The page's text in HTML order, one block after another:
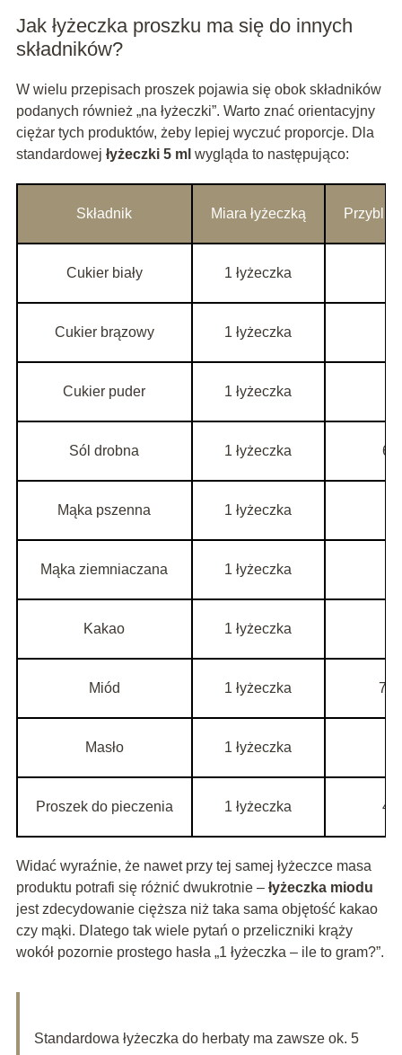
Jak łyżeczka proszku ma się do innych
składników?
W wielu przepisach proszek pojawia się obok składników
podanych również „na łyżeczki”. Warto znać orientacyjny
ciężar tych produktów, żeby lepiej wyczuć proporcje. Dla
standardowej łyżeczki 5 ml wygląda to następująco:
Składnik Miara łyżeczką
Cukier biały 1 łyżeczka
Cukier brązowy 1 łyżeczka
Cukier puder 1 łyżeczka
Sól drobna 1 łyżeczka
Mąka pszenna 1 łyżeczka
Mąka ziemniaczana 1 łyżeczka
Kakao 1 łyżeczka
Miód 1 łyżeczka
Masło 1 łyżeczka
Proszek do pieczenia 1 łyżeczka
Widać wyraźnie, że nawet przy tej samej łyżeczce masa
produktu potrafi się różnić dwukrotnie – łyżeczka miodu
jest zdecydowanie cięższa niż taka sama objętość kakao
czy mąki. Dlatego tak wiele pytań o przeliczniki krąży
wokół pozornie prostego hasła „1 łyżeczka – ile to gram?”.
Standardowa łyżeczka do herbaty ma zawsze ok. 5